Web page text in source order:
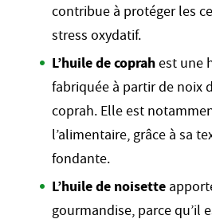
contribue à protéger les
stress oxydatif.
L’huile de coprahest une
fabriquée à partir de noix
coprah. Elle est
l’alimentaire, grâce à sa
fondante.
L’huile de noisette
gourmandise, parce qu’il